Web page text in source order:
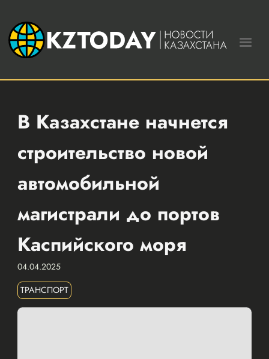
В Казахстане начнется
строительство новой
автомобильной
магистрали до портов
Каспийского моря
04.04.2025
ТРАНСПОРТ